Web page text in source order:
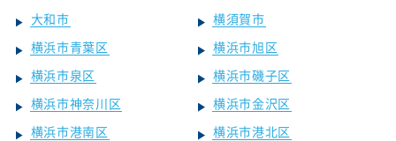
大和市
横須賀市
横浜市青葉区
横浜市旭区
横浜市泉区
横浜市磯子区
横浜市神奈川区
横浜市金沢区
横浜市港南区
横浜市港北区